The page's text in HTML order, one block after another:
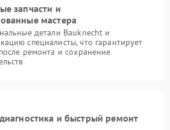
запчасти и
мастера
детали Bauknecht и
специалисты, что гарантирует
ремонта и сохранение
и быстрый ремонт